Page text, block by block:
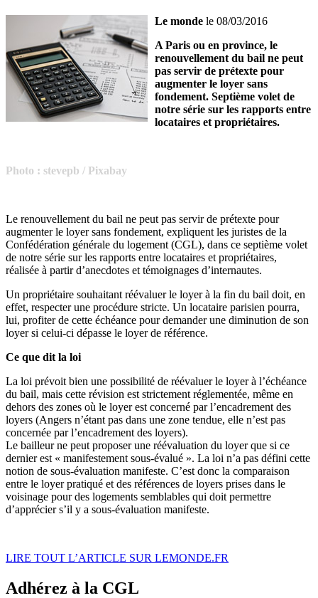
Le monde le 08/03/2016
A Paris ou en province, le
renouvellement du bail ne peut
pas servir de prétexte pour
augmenter le loyer sans
fondement. Septième volet de
notre série sur les rapports entre
locataires et propriétaires.
Photo : stevepb / Pixabay
Le renouvellement du bail ne peut pas servir de prétexte pour
augmenter le loyer sans fondement, expliquent les juristes de la
Confédération générale du logement (CGL), dans ce septième volet
de notre série sur les rapports entre locataires et propriétaires,
réalisée à partir d’anecdotes et témoignages d’internautes.
Un propriétaire souhaitant réévaluer le loyer à la fin du bail doit, en
effet, respecter une procédure stricte. Un locataire parisien pourra,
lui, profiter de cette échéance pour demander une diminution de son
loyer si celui-ci dépasse le loyer de référence.
Ce que dit la loi
La loi prévoit bien une possibilité de réévaluer le loyer à l’échéance
du bail, mais cette révision est strictement réglementée, même en
dehors des zones où le loyer est concerné par l’encadrement des
loyers (Angers n’étant pas dans une zone tendue, elle n’est pas
concernée par l’encadrement des loyers).
Le bailleur ne peut proposer une réévaluation du loyer que si ce
dernier est « manifestement sous-évalué ». La loi n’a pas défini cette
notion de sous-évaluation manifeste. C’est donc la comparaison
entre le loyer pratiqué et des références de loyers prises dans le
voisinage pour des logements semblables qui doit permettre
d’apprécier s’il y a sous-évaluation manifeste.
LIRE TOUT L’ARTICLE SUR LEMONDE.FR
Adhérez à la CGL